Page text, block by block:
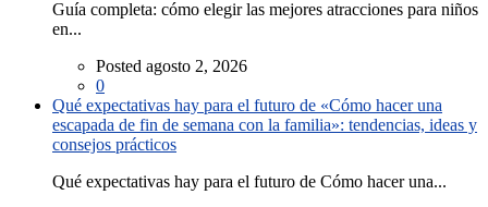
Guía completa: cómo elegir las mejores atracciones para niños
en...
Posted agosto 2, 2026
0
Qué expectativas hay para el futuro de «Cómo hacer una
escapada de fin de semana con la familia»: tendencias, ideas y
consejos prácticos
Qué expectativas hay para el futuro de Cómo hacer una...